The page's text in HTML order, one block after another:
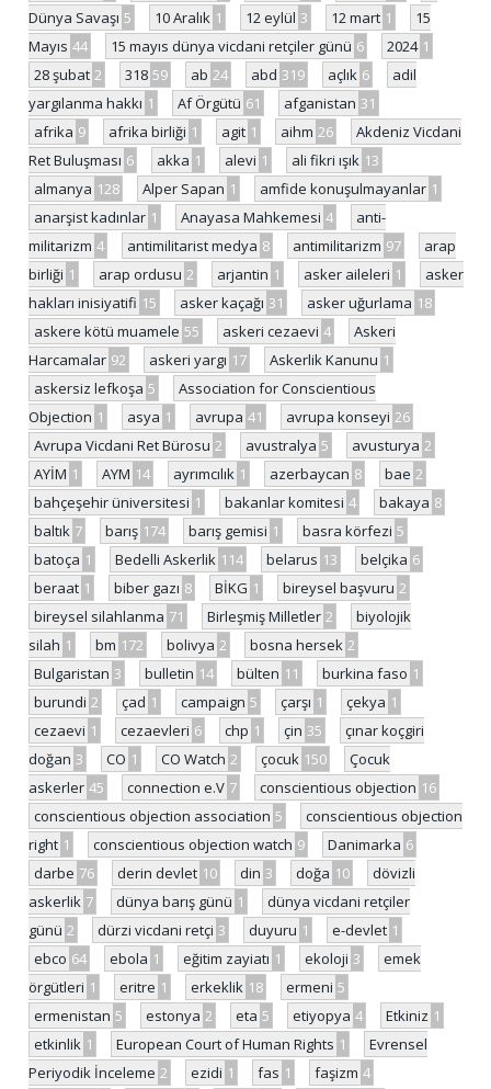
Dünya Savaşı 5 10 Aralık 1 12 eylül 3 12 mart 1
15
Mayıs 44 15 mayıs dünya vicdani retçiler günü 6 2024 1
28 şubat 2 318 59 ab 24 abd 319 açlık 6
adil
yargılanma hakkı 1 Af Örgütü 61 afganistan 31
afrika 9 afrika birliği 1 agit 1 aihm 26
Akdeniz Vicdani
Ret Buluşması 6 akka 1 alevi 1 ali fikri ışık 13
almanya 128 Alper Sapan 1 amfide konuşulmayanlar 1
anarşist kadınlar 1 Anayasa Mahkemesi 4
anti-
militarizm 4 antimilitarist medya 8 antimilitarizm 97
arap
birliği 1 arap ordusu 2 arjantin 1 asker aileleri 1
asker
hakları inisiyatifi 15 asker kaçağı 31 asker uğurlama 18
askere kötü muamele 55 askeri cezaevi 4
Askeri
Harcamalar 92 askeri yargı 17 Askerlik Kanunu 1
askersiz lefkoşa 5
Association for Conscientious
Objection 1 asya 1 avrupa 41 avrupa konseyi 26
Avrupa Vicdani Ret Bürosu 2 avustralya 5 avusturya 2
AYİM 1 AYM 14 ayrımcılık 1 azerbaycan 8 bae 2
bahçeşehir üniversitesi 1 bakanlar komitesi 4 bakaya 8
baltık 7 barış 174 barış gemisi 1 basra körfezi 5
batoça 1 Bedelli Askerlik 114 belarus 13 belçika 6
beraat 1 biber gazı 8 BİKG 1 bireysel başvuru 2
bireysel silahlanma 71 Birleşmiş Milletler 2
biyolojik
silah 1 bm 172 bolivya 2 bosna hersek 2
Bulgaristan 3 bulletin 14 bülten 11 burkina faso 1
burundi 2 çad 1 campaign 5 çarşı 1 çekya 1
cezaevi 1 cezaevleri 6 chp 1 çin 35
çınar koçgiri
doğan 3 CO 1 CO Watch 2 çocuk 150
Çocuk
askerler 45 connection e.V 7 conscientious objection 16
conscientious objection association 5
conscientious objection
right 1 conscientious objection watch 9 Danimarka 6
darbe 76 derin devlet 10 din 3 doğa 10
dövizli
askerlik 7 dünya barış günü 1
dünya vicdani retçiler
günü 2 dürzi vicdani retçi 3 duyuru 1 e-devlet 1
ebco 64 ebola 1 eğitim zayiatı 1 ekoloji 3
emek
örgütleri 1 eritre 1 erkeklik 18 ermeni 5
ermenistan 5 estonya 2 eta 5 etiyopya 4 Etkiniz 1
etkinlik 1 European Court of Human Rights 1
Evrensel
Periyodik İnceleme 2 ezidi 1 fas 1 faşizm 4